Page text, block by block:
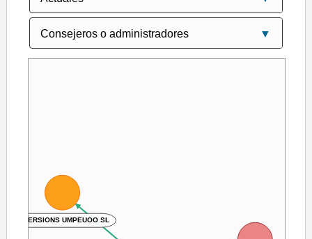
INVERSIONS UMPEUOO SL